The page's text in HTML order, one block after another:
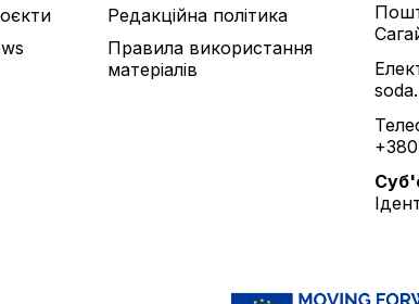
Редакційна політика
Правила використання
матеріалів